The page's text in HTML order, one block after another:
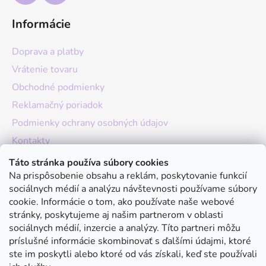
Táto stránka používa súbory cookies
Na prispôsobenie obsahu a reklám, poskytovanie funkcií
sociálnych médií a analýzu návštevnosti používame súbory
cookie. Informácie o tom, ako používate naše webové
stránky, poskytujeme aj našim partnerom v oblasti
sociálnych médií, inzercie a analýzy. Títo partneri môžu
príslušné informácie skombinovať s ďalšími údajmi, ktoré
ste im poskytli alebo ktoré od vás získali, keď ste používali
Informácie
Doprava a platby
Vrátenie tovaru
Obchodné podmienky
Reklamačný poriadok
Podmienky ochrany osobných údajov
Kontakty
O nás
Hodnotenie obchodu
Moja objednávka
Instagram